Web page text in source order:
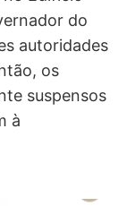
no Edifício
do
autoridades
os
suspensos